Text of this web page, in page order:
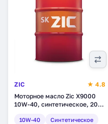
ZIC
★ 4.8
Моторное масло Zic X9000
10W-40, синтетическое, 200
10W-40
Синтетическое